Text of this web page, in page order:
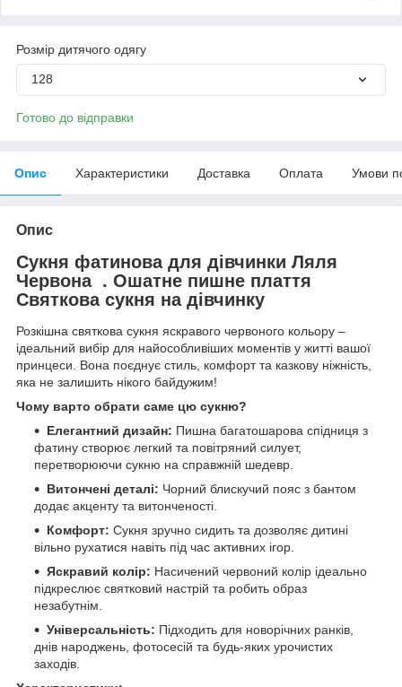
Розмір дитячого одягу
128
Готово до відправки
Опис Характеристики Доставка Оплата Умови
Опис
Сукня фатинова для дівчинки Ляля
Червона . Ошатне пишне плаття
Святкова сукня на дівчинку
Розкішна святкова сукня яскравого червоного кольору –
ідеальний вибір для найособливіших моментів у житті вашої
принцеси. Вона поєднує стиль, комфорт та казкову ніжність,
яка не залишить нікого байдужим!
Чому варто обрати саме цю сукню?
Елегантний дизайн: Пишна багатошарова спідниця з
фатину створює легкий та повітряний силует,
перетворюючи сукню на справжній шедевр.
Витончені деталі: Чорний блискучий пояс з бантом
додає акценту та витонченості.
Комфорт: Сукня зручно сидить та дозволяє дитині
вільно рухатися навіть під час активних ігор.
Яскравий колір: Насичений червоний колір ідеально
підкреслює святковий настрій та робить образ
незабутнім.
Універсальність: Підходить для новорічних ранків,
днів народжень, фотосесій та будь-яких урочистих
заходів.